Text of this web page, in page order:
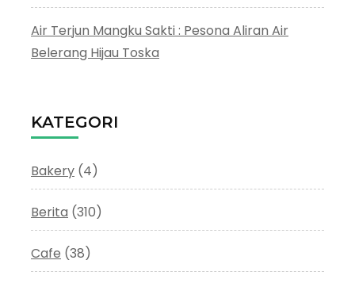
Air Terjun Mangku Sakti : Pesona Aliran Air
Belerang Hijau Toska
KATEGORI
Bakery (4)
Berita (310)
Cafe (38)